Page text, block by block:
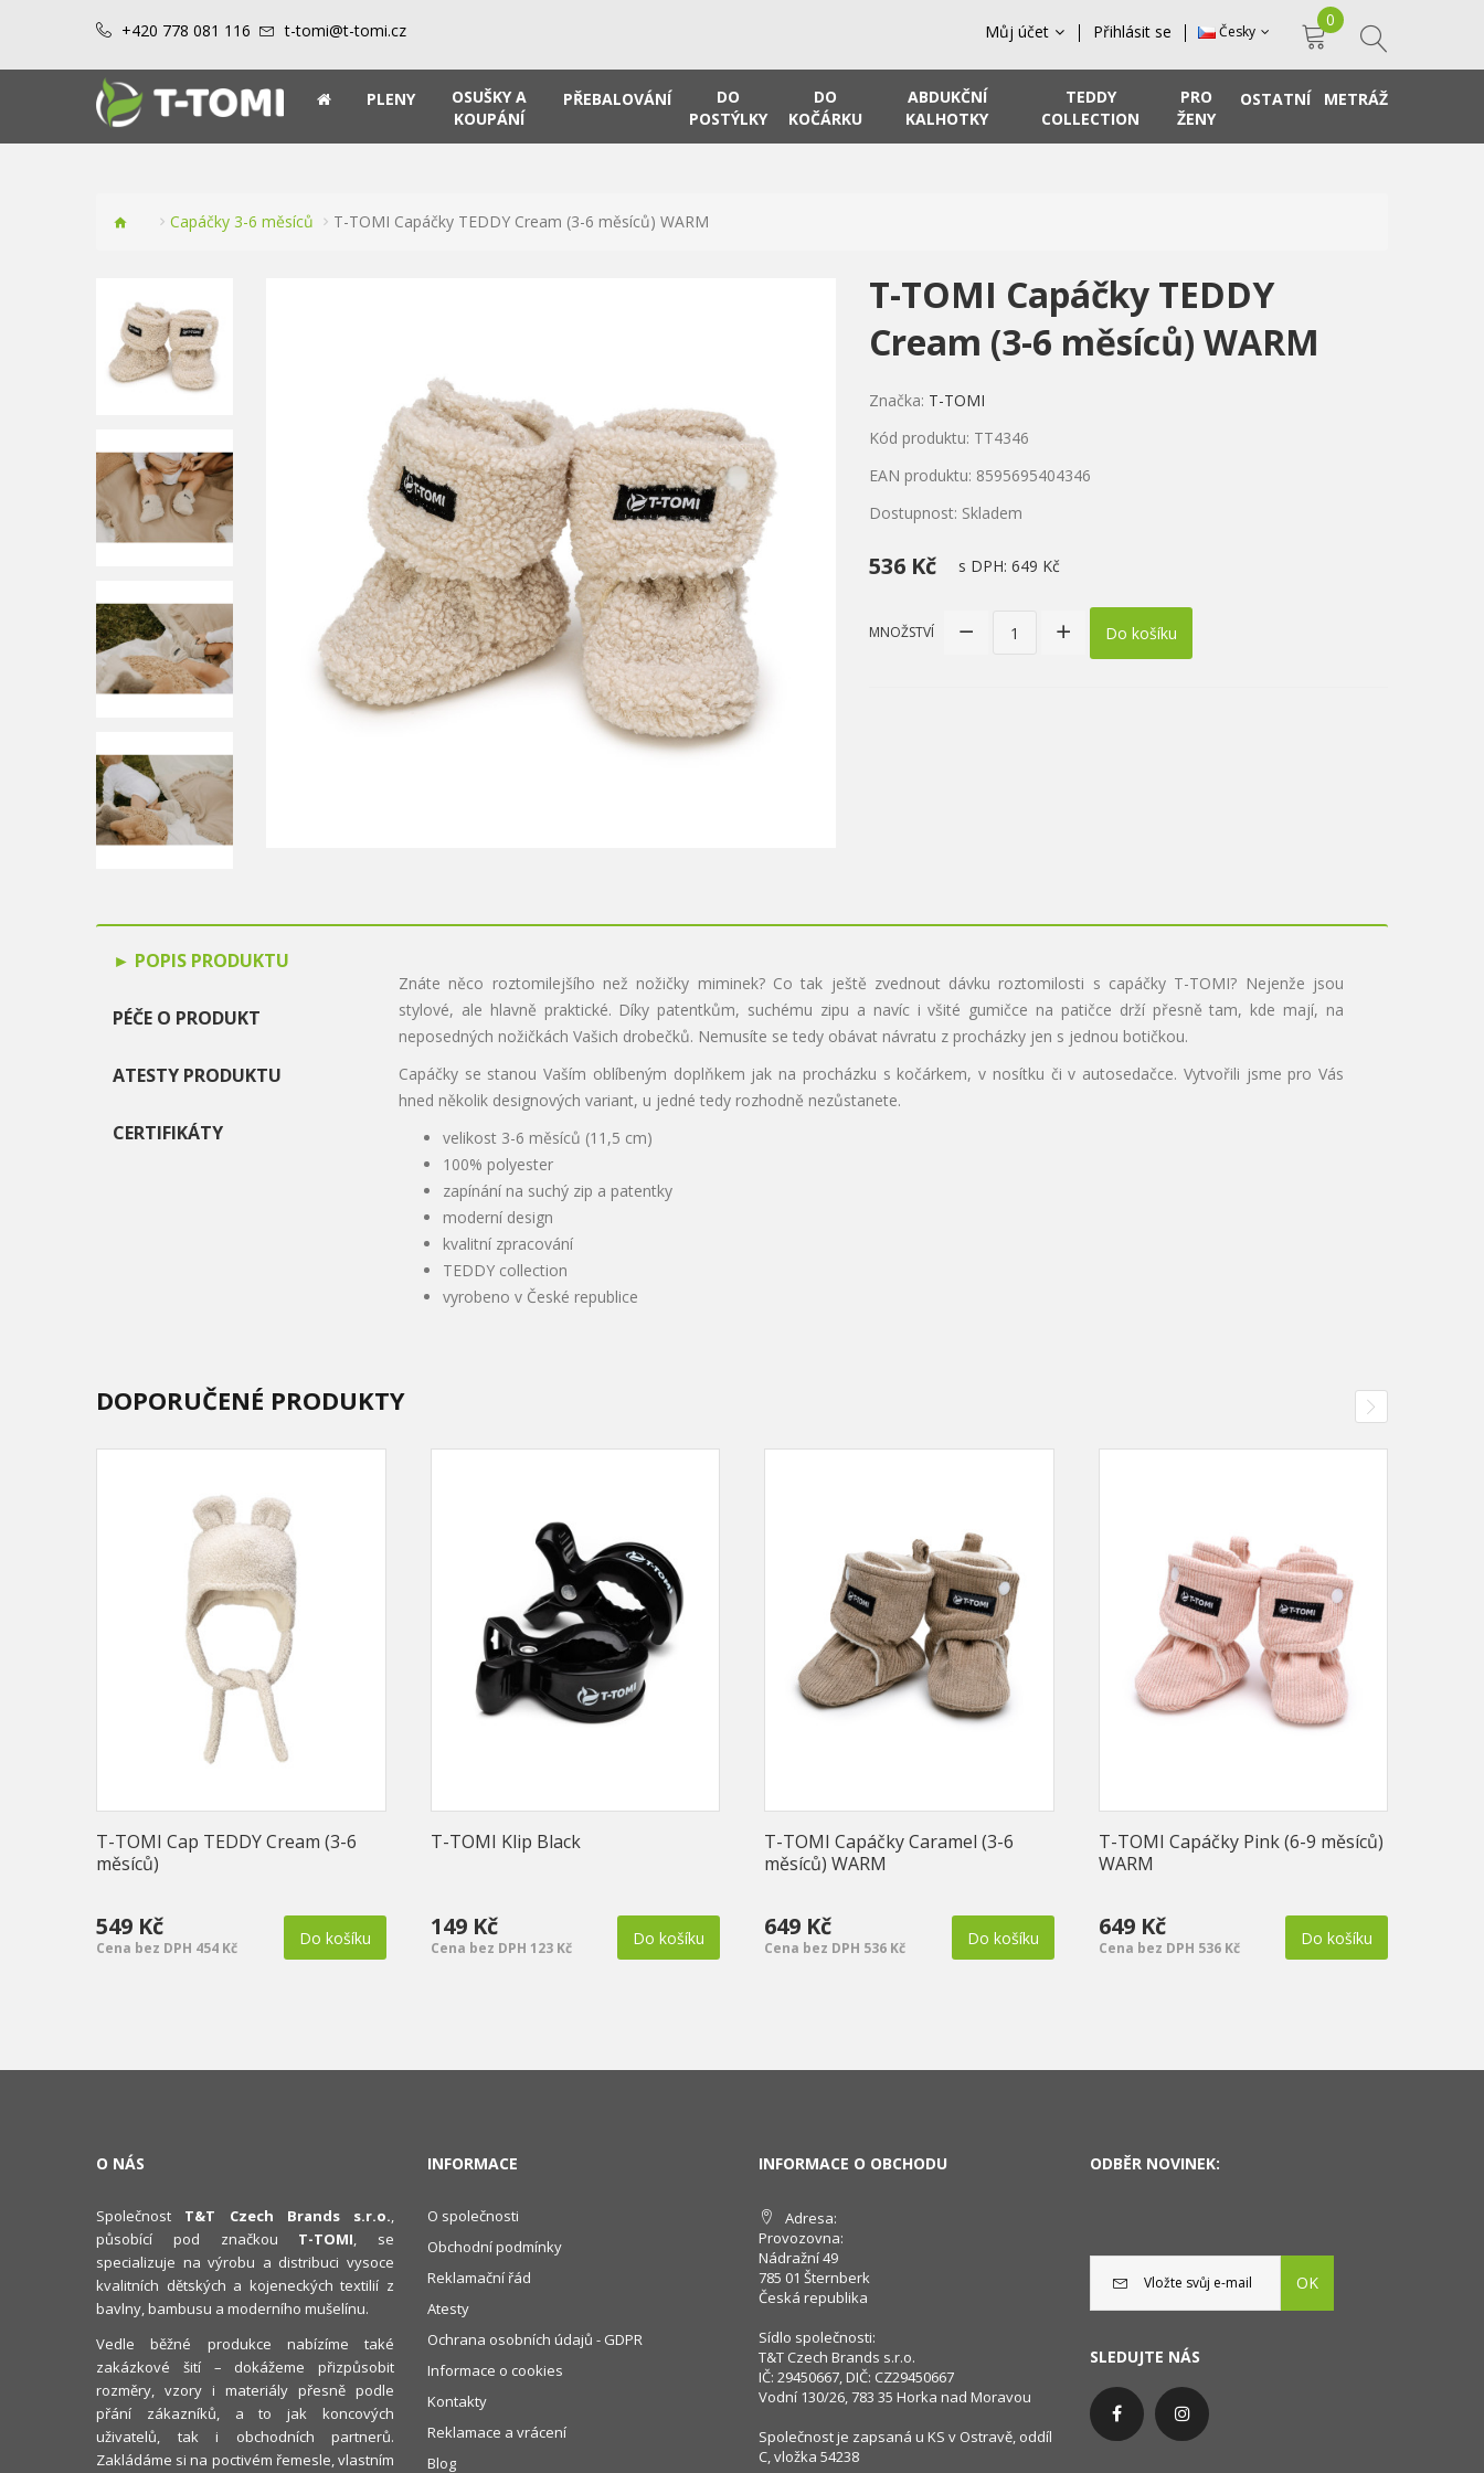
+420 778 081 116 t-tomi@t-tomi.cz Můj účet Přihlásit se Česky
0
PLENY
OSUŠKY A
KOUPÁNÍ
PŘEBALOVÁNÍ
DO
POSTÝLKY
DO
KOČÁRKU
ABDUKČNÍ
KALHOTKY
TEDDY
COLLECTION
PRO
ŽENY
OSTATNÍ METRÁŽ
Capáčky 3-6 měsíců T-TOMI Capáčky TEDDY Cream (3-6 měsíců) WARM
T-TOMI Capáčky TEDDY
Cream (3-6 měsíců) WARM
Značka: T-TOMI
Kód produktu: TT4346
EAN produktu: 8595695404346
Dostupnost: Skladem
536 Kč s DPH: 649 Kč
MNOŽSTVÍ Do košíku
POPIS PRODUKTU
PÉČE O PRODUKT
ATESTY PRODUKTU
CERTIFIKÁTY
Znáte něco roztomilejšího než nožičky miminek? Co tak ještě zvednout dávku roztomilosti s capáčky T-TOMI? Nejenže jsou
stylové, ale hlavně praktické. Díky patentkům, suchému zipu a navíc i všité gumičce na patičce drží přesně tam, kde mají, na
neposedných nožičkách Vašich drobečků. Nemusíte se tedy obávat návratu z procházky jen s jednou botičkou.
Capáčky se stanou Vaším oblíbeným doplňkem jak na procházku s kočárkem, v nosítku či v autosedačce. Vytvořili jsme pro Vás
hned několik designových variant, u jedné tedy rozhodně nezůstanete.
velikost 3-6 měsíců (11,5 cm)
100% polyester
zapínání na suchý zip a patentky
moderní design
kvalitní zpracování
TEDDY collection
vyrobeno v České republice
DOPORUČENÉ PRODUKTY
T-TOMI Cap TEDDY Cream (3-6
měsíců)
549 Kč
Cena bez DPH 454 Kč Do košíku
T-TOMI Klip Black
149 Kč
Cena bez DPH 123 Kč Do košíku
T-TOMI Capáčky Caramel (3-6
měsíců) WARM
649 Kč
Cena bez DPH 536 Kč Do košíku
T-TOMI Capáčky Pink (6-9 měsíců)
WARM
649 Kč
Cena bez DPH 536 Kč Do košíku
O NÁS
Společnost T&T Czech Brands s.r.o.,
působící pod značkou T-TOMI, se
specializuje na výrobu a distribuci vysoce
kvalitních dětských a kojeneckých textilií z
bavlny, bambusu a moderního mušelínu.
Vedle běžné produkce nabízíme také
zakázkové šití – dokážeme přizpůsobit
rozměry, vzory i materiály přesně podle
přání zákazníků, a to jak koncových
uživatelů, tak i obchodních partnerů.
Zakládáme si na poctivém řemesle, vlastním
INFORMACE
O společnosti
Obchodní podmínky
Reklamační řád
Atesty
Ochrana osobních údajů - GDPR
Informace o cookies
Kontakty
Reklamace a vrácení
Blog
INFORMACE O OBCHODU
Adresa:
Provozovna:
Nádražní 49
785 01 Šternberk
Česká republika
Sídlo společnosti:
T&T Czech Brands s.r.o.
IČ: 29450667, DIČ: CZ29450667
Vodní 130/26, 783 35 Horka nad Moravou
Společnost je zapsaná u KS v Ostravě, oddíl
C, vložka 54238
ODBĚR NOVINEK:
OK
SLEDUJTE NÁS